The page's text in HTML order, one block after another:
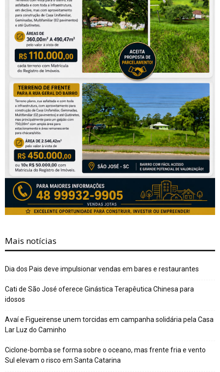
Mais notícias
Dia dos Pais deve impulsionar vendas em bares e restaurantes
Cati de São José oferece Ginástica Terapêutica Chinesa para
idosos
Avaí e Figueirense unem torcidas em campanha solidária pela Casa
Lar Luz do Caminho
Ciclone-bomba se forma sobre o oceano, mas frente fria e vento
Sul elevam o risco em Santa Catarina